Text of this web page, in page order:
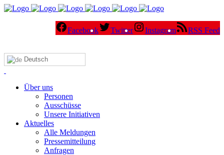
Facebook Twitter Instagram RSS Feed
Deutsch
Über uns
Personen
Ausschüsse
Unsere Initiativen
Aktuelles
Alle Meldungen
Pressemitteilung
Anfragen